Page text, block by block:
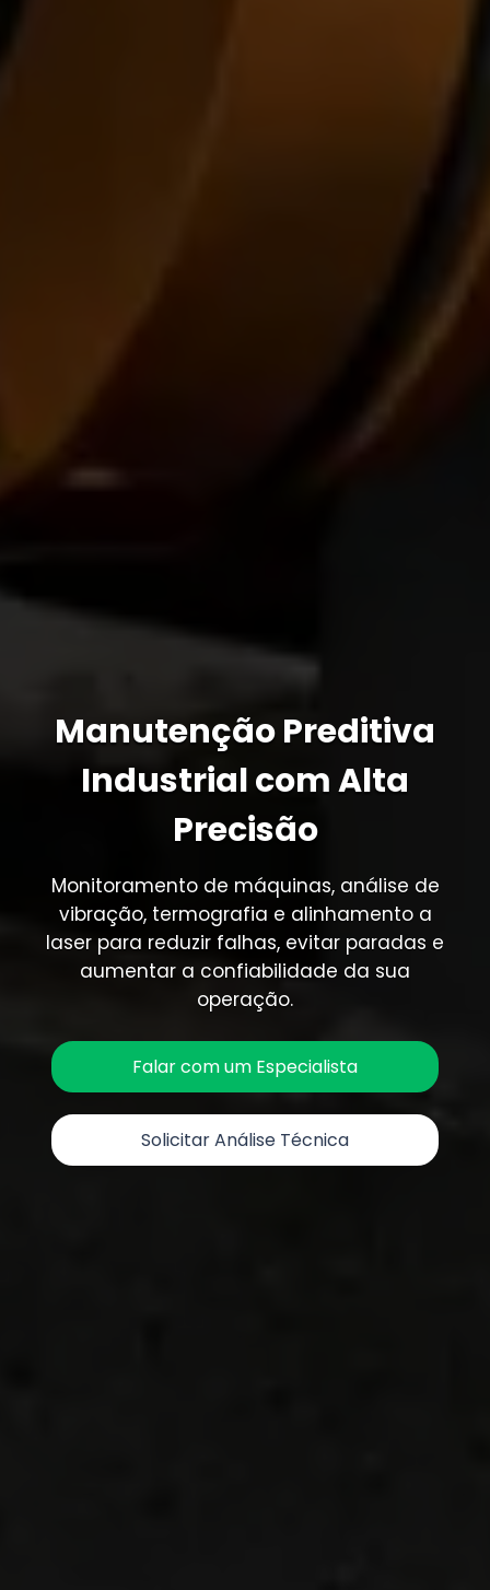
Manutenção Preditiva
Industrial com Alta
Precisão
Monitoramento de máquinas, análise de
vibração, termografia e alinhamento a
laser para reduzir falhas, evitar paradas e
aumentar a confiabilidade da sua
operação.
Falar com um Especialista
Solicitar Análise Técnica